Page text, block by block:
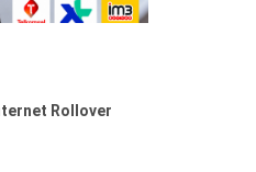
Rollover